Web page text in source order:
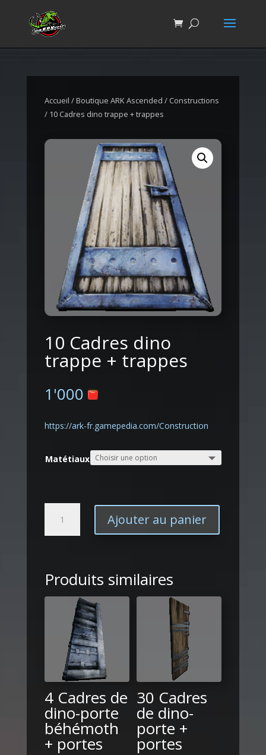
Accueil / Boutique ARK Ascended / Constructions
/ 10 Cadres dino trappe + trappes
10 Cadres dino
trappe + trappes
1'000
https://ark-fr.gamepedia.com/Construction
Matétiaux
10
trappe
Ajouter au panier
Produits similaires
4 Cadres de
dino-porte
béhémoth
+ portes
30 Cadres
de dino-
porte +
portes